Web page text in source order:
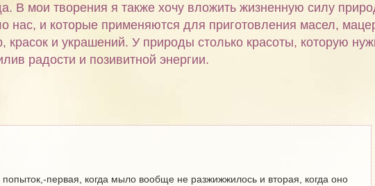
В мои творения я также хочу вложить жизненную силу
нас, и которые применяются для приготовления масел,
красок и украшений. У природы столько красоты, которую
радости и позивитной энергии.
первая, когда мыло вообще не разжижжилось и вторая, когда оно